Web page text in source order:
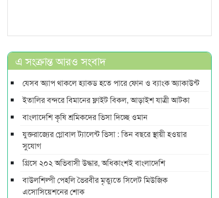
এ সংক্রান্ত আরও সংবাদ
যেসব অ্যাপ থাকলে হ্যাকড হতে পারে ফোন ও ব্যাংক অ্যাকাউন্ট
ইতালির বন্দরে বিমানের ফ্লাইট বিকল, আড়াইশ যাত্রী আটকা
বাংলাদেশি কৃষি শ্রমিকদের ভিসা দিচ্ছে ওমান
যুক্তরাজ্যের গ্লোবাল ট্যালেন্ট ভিসা : তিন বছরে স্থায়ী হওয়ার
সুযোগ
গ্রিসে ২০২ অভিবাসী উদ্ধার, অধিকাংশই বাংলাদেশি
বাউলশিল্পী পেহলি ভৈরবীর মৃত্যুতে সিলেট মিউজিক
এসোসিয়েশনের শোক